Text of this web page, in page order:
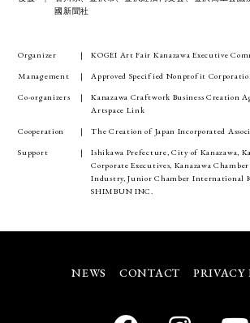
國新聞社
Organizer
KOGEI Art Fair Kanazawa Executive
Management
Approved Specified Nonprofit
Co-organizers
Kanazawa Craftwork Business Creation
Artspace Link
Cooperation
The Creation of Japan Incorporated
Support
Ishikawa Prefecture, City of Kanazawa,
Corporate Executives, Kanazawa
Industry, Junior Chamber International
SHIMBUN INC.
NEWS CONTACT PRIVACY